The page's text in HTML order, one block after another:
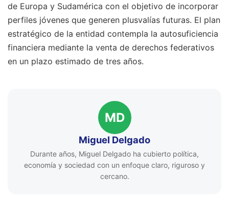
de Europa y Sudamérica con el objetivo de incorporar
perfiles jóvenes que generen plusvalías futuras. El plan
estratégico de la entidad contempla la autosuficiencia
financiera mediante la venta de derechos federativos
en un plazo estimado de tres años.
MD
Miguel Delgado
Durante años, Miguel Delgado ha cubierto política,
economía y sociedad con un enfoque claro, riguroso y
cercano.